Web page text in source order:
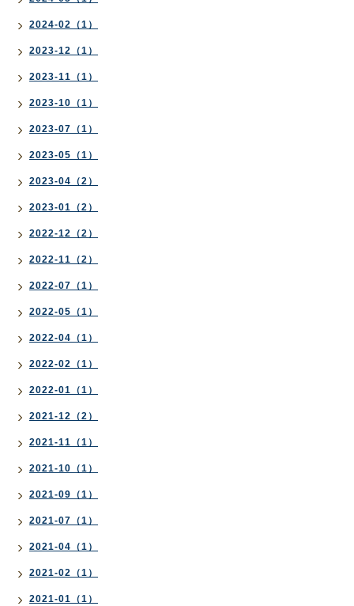
2024-02（1）
2023-12（1）
2023-11（1）
2023-10（1）
2023-07（1）
2023-05（1）
2023-04（2）
2023-01（2）
2022-12（2）
2022-11（2）
2022-07（1）
2022-05（1）
2022-04（1）
2022-02（1）
2022-01（1）
2021-12（2）
2021-11（1）
2021-10（1）
2021-09（1）
2021-07（1）
2021-04（1）
2021-02（1）
2021-01（1）